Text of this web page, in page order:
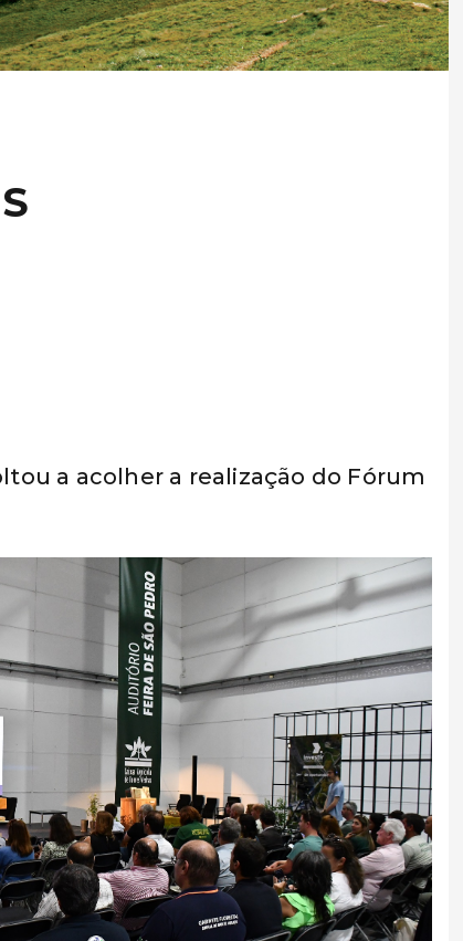
a acolher a realização do Fórum